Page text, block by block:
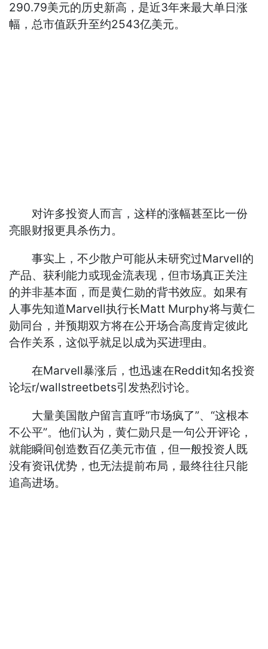
290.79美元的历史新高，是近3年来最大单日涨
幅，总市值跃升至约2543亿美元。
对许多投资人而言，这样的涨幅甚至比一份
亮眼财报更具杀伤力。
事实上，不少散户可能从未研究过Marvell的
产品、获利能力或现金流表现，但市场真正关注
的并非基本面，而是黄仁勋的背书效应。如果有
人事先知道Marvell执行长Matt Murphy将与黄仁
勋同台，并预期双方将在公开场合高度肯定彼此
合作关系，这似乎就足以成为买进理由。
在Marvell暴涨后，也迅速在Reddit知名投资
论坛r/wallstreetbets引发热烈讨论。
大量美国散户留言直呼“市场疯了”、“这根本
不公平”。他们认为，黄仁勋只是一句公开评论，
就能瞬间创造数百亿美元市值，但一般投资人既
没有资讯优势，也无法提前布局，最终往往只能
追高进场。